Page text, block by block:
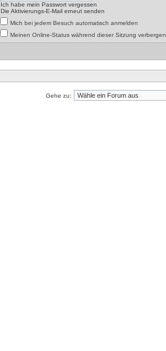
Ich habe mein Passwort vergessen
Die Aktivierungs-E-Mail erneut senden
Mich bei jedem Besuch automatisch anmelden
Meinen Online-Status während dieser Sitzung verbergen
Gehe zu: